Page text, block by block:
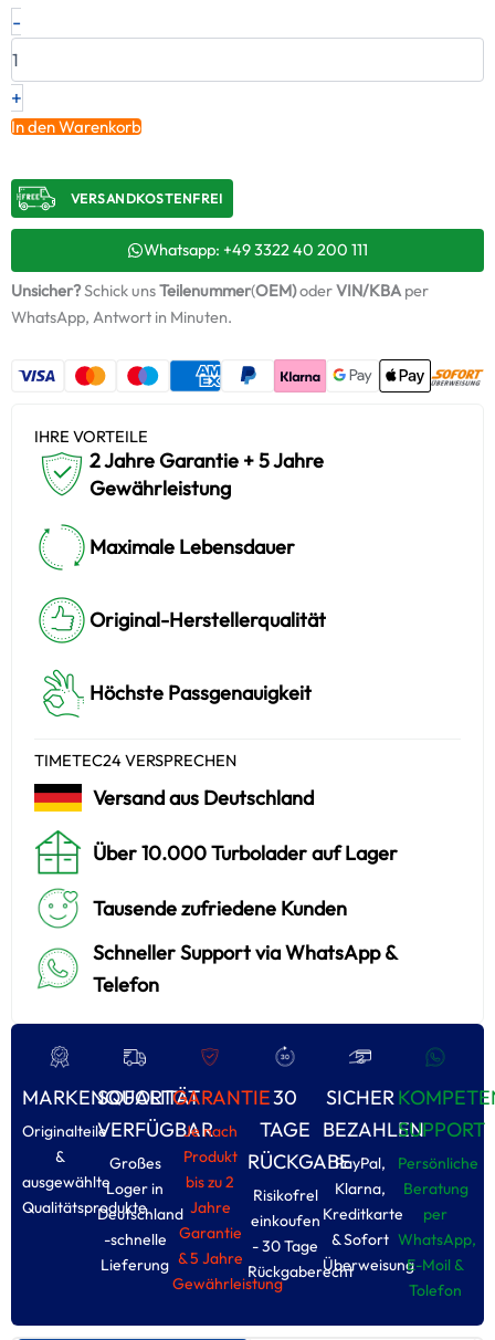
-
Neuer
Original
–
22918834
/
Menge
+
In den Warenkorb
VERSANDKOSTENFREI​
Whatsapp: +49 3322 40 200 111
Unsicher?Schick unsTeilenummer(OEM)oderVIN/KBAper
WhatsApp, Antwort in Minuten.
IHRE VORTEILE
2 Jahre Garantie + 5 Jahre
Gewährleistung
Maximale Lebensdauer
Original-Herstellerqualität
Höchste Passgenauigkeit
TIMETEC24 VERSPRECHEN
Versand aus Deutschland
Über 10.000 Turbolader auf Lager
Tausende zufriedene Kunden
Schneller Support via WhatsApp &
Telefon
MARKENQUALITÄT
Originalteile
&
ausgewählte
Qualitätsprodukte
SOFORT
VERFÜGBAR
Großes
Loger in
Deutschland
-schnelle
Lieferung
GARANTIE
Je nach
Produkt
bis zu 2
Jahre
Garantie
& 5 Jahre
Gewährleistung
30
TAGE
RÜCKGABE
Risikofrel
einkoufen
- 30 Tage
Rückgaberecht
SICHER
BEZAHLEN
PayPal,
Klarna,
Kreditkarte
& Sofort
Überweisung
SUPPORT
Persönliche
Beratung
per
WhatsApp,
E-Moil &
Tolefon